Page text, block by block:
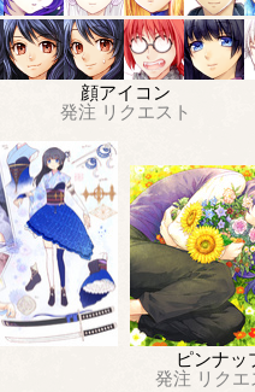
顔アイコン
発注 リクエスト
ピンナッ
発注 リク